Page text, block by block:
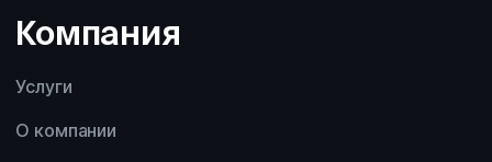
Компания
Услуги
О компании